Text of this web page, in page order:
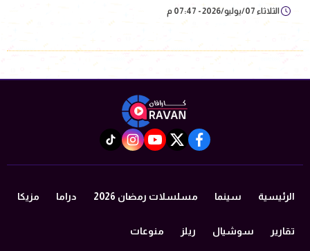
الثلاثاء 07/يوليو/2026 - 07:47 م
facebook
twitter
youtube
instagram
tiktok
الرئيسية سينما مسلسلات رمضان 2026 دراما مزيكا
تقارير سوشيال ريلز منوعات